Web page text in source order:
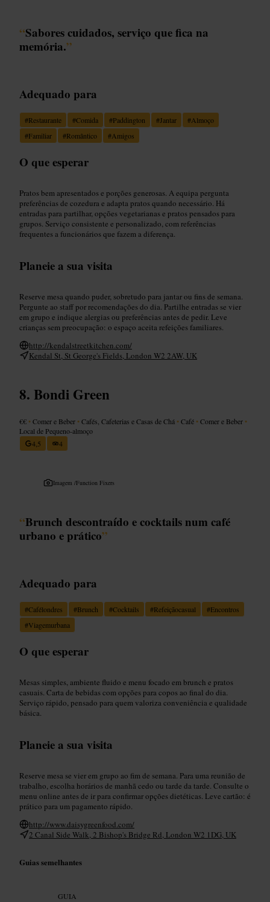
“Sabores cuidados, serviço que fica na
memória.”
Adequado para
#Restaurante #Comida #Paddington #Jantar #Almoço
#Familiar #Romântico #Amigos
O que esperar
Pratos bem apresentados e porções generosas. A equipa pergunta
preferências de cozedura e adapta pratos quando necessário. Há
entradas para partilhar, opções vegetarianas e pratos pensados para
grupos. Serviço consistente e personalizado, com referências
frequentes a funcionários que fazem a diferença.
Planeie a sua visita
Reserve mesa quando puder, sobretudo para jantar ou fins de semana.
Pergunte ao staff por recomendações do dia. Partilhe entradas se vier
em grupo e indique alergias ou preferências antes de pedir. Leve
crianças sem preocupação: o espaço aceita refeições familiares.
http://kendalstreetkitchen.com/
Kendal St, St George's Fields, London W2 2AW, UK
Bondi Green
€€ •Comer e Beber •Cafés, Cafeterias e Casas de Chá •Café •Comer e Beber •
Local de Pequeno-almoço
4,5
4
Imagem /Function Fixers
“Brunch descontraído e cocktails num café
urbano e prático”
Adequado para
#Cafélondres #Brunch #Cocktails #Refeiçãocasual #Encontros
#Viagemurbana
O que esperar
Mesas simples, ambiente fluido e menu focado em brunch e pratos
casuais. Carta de bebidas com opções para copos ao final do dia.
Serviço rápido, pensado para quem valoriza conveniência e qualidade
básica.
Planeie a sua visita
Reserve mesa se vier em grupo ao fim de semana. Para uma reunião de
trabalho, escolha horários de manhã cedo ou tarde da tarde. Consulte o
menu online antes de ir para confirmar opções dietéticas. Leve cartão: é
prático para um pagamento rápido.
http://www.daisygreenfood.com/
2 Canal Side Walk, 2 Bishop's Bridge Rd, London W2 1DG, UK
Guias semelhantes
GUIA